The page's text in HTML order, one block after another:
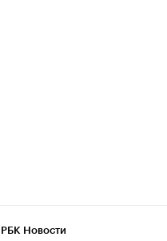
РБК Новости